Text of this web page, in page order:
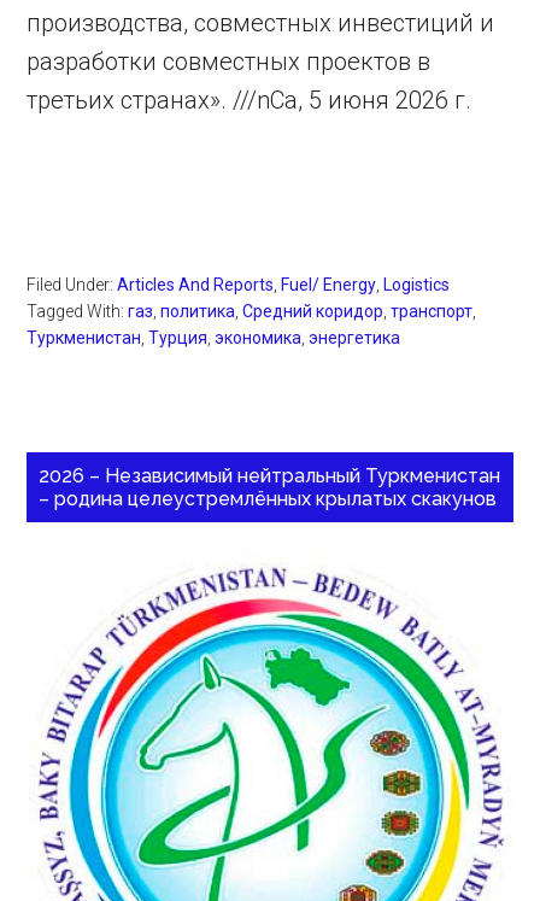
производства, совместных инвестиций и
разработки совместных проектов в
третьих странах». ///nCa, 5 июня 2026 г.
Filed Under:Articles And Reports Fuel/ Energy Logistics
Tagged With:газ ,политика ,Средний коридор ,транспорт
Туркменистан ,Турция ,экономика ,энергетика
2026 – Независимый нейтральный Туркменистан
– родина целеустремлённых крылатых скакунов